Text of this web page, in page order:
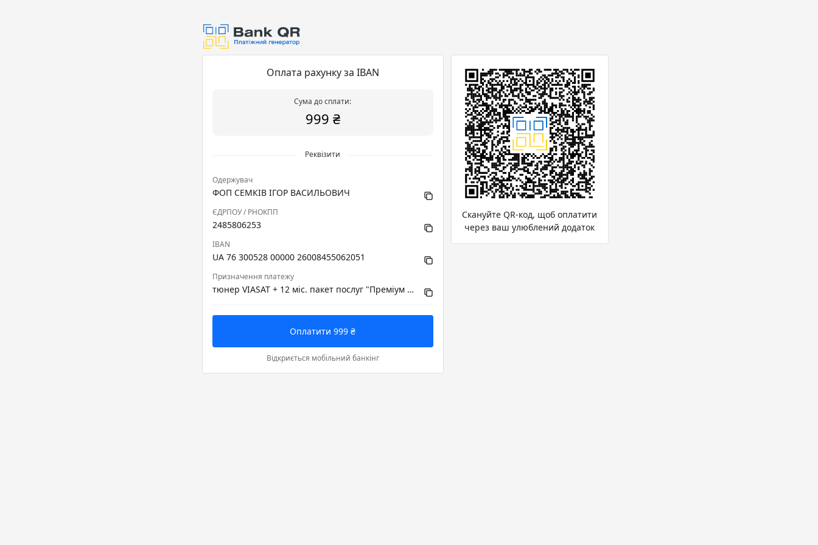
Оплата рахунку за IBAN
Сума до сплати:
999 ₴
Реквізити
Одержувач
ФОП СЕМКІВ ІГОР ВАСИЛЬОВИЧ
ЄДРПОУ / РНОКПП
2485806253
IBAN
UA 76 300528 00000 26008455062051
Призначення платежу
тюнер VIASAT + 12 міс. пакет послуг "Преміум HD"
Оплатити 999 ₴
Відкриється мобільний банкінг
Скануйте QR-код, щоб оплатити
через ваш улюблений додаток